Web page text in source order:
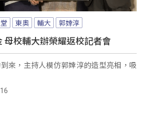
東奧 輔大 郭婞淳
母校輔大辦榮耀返校記者會
來，主持人模仿郭婞淳的造型亮相，吸